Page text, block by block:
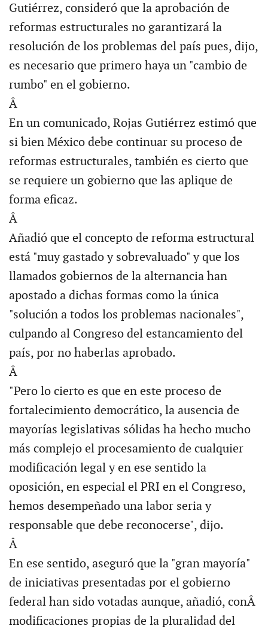
Gutiérrez, consideró que la aprobación de
reformas estructurales no garantizará la
resolución de los problemas del país pues, dijo,
es necesario que primero haya un "cambio de
rumbo" en el gobierno.
Â
En un comunicado, Rojas Gutiérrez estimó que
si bien México debe continuar su proceso de
reformas estructurales, también es cierto que
se requiere un gobierno que las aplique de
forma eficaz.
Â
Añadió que el concepto de reforma estructural
está "muy gastado y sobrevaluado" y que los
llamados gobiernos de la alternancia han
apostado a dichas formas como la única
"solución a todos los problemas nacionales",
culpando al Congreso del estancamiento del
país, por no haberlas aprobado.
Â
"Pero lo cierto es que en este proceso de
fortalecimiento democrático, la ausencia de
mayorías legislativas sólidas ha hecho mucho
más complejo el procesamiento de cualquier
modificación legal y en ese sentido la
oposición, en especial el PRI en el Congreso,
hemos desempeñado una labor seria y
responsable que debe reconocerse", dijo.
Â
En ese sentido, aseguró que la "gran mayoría"
de iniciativas presentadas por el gobierno
federal han sido votadas aunque, añadió, conÂ
modificaciones propias de la pluralidad del